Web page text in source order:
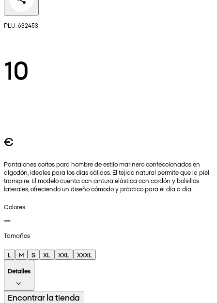
PLU: 632453
10
€
Pantalones cortos para hombre de estilo marinero confeccionados en
algodón, ideales para los días cálidos. El tejido natural permite que la piel
transpire. El modelo cuenta con cintura elástica con cordón y bolsillos
laterales, ofreciendo un diseño cómodo y práctico para el día a día.
Colores
Tamaños
L M S XL XXL
XXXL
Detalles
Encontrar la tienda